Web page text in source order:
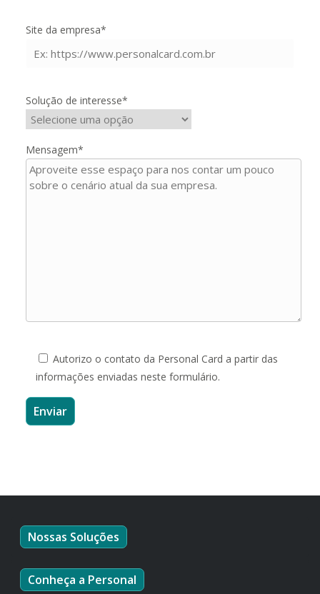
Site da empresa*
Solução de interesse*
Mensagem*
Autorizo o contato da Personal Card a partir das
informações enviadas neste formulário.
Nossas Soluções
Conheça a Personal